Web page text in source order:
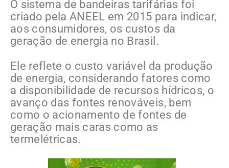
O sistema de bandeiras tarifárias foi
criado pela ANEEL em 2015 para indicar,
aos consumidores, os custos da
geração de energia no Brasil.
Ele reflete o custo variável da produção
de energia, considerando fatores como
a disponibilidade de recursos hídricos, o
avanço das fontes renováveis, bem
como o acionamento de fontes de
geração mais caras como as
termelétricas.